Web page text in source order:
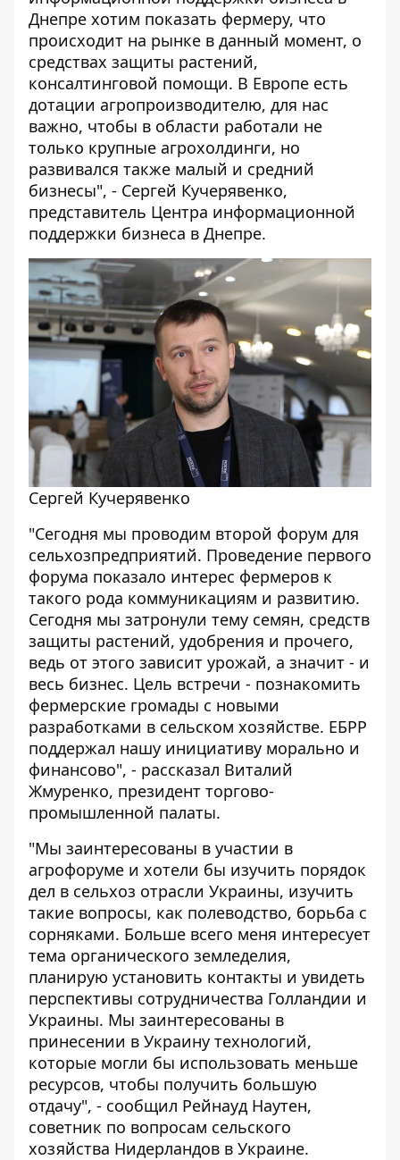
Днепре хотим показать фермеру, что
происходит на рынке в данный момент, о
средствах защиты растений,
консалтинговой помощи. В Европе есть
дотации агропроизводителю, для нас
важно, чтобы в области работали не
только крупные агрохолдинги, но
развивался также малый и средний
бизнесы", - Сергей Кучерявенко,
представитель Центра информационной
поддержки бизнеса в Днепре.
Сергей Кучерявенко
"Сегодня мы проводим второй форум для
сельхозпредприятий. Проведение первого
форума показало интерес фермеров к
такого рода коммуникациям и развитию.
Сегодня мы затронули тему семян, средств
защиты растений, удобрения и прочего,
ведь от этого зависит урожай, а значит - и
весь бизнес. Цель встречи - познакомить
фермерские громады с новыми
разработками в сельском хозяйстве. ЕБРР
поддержал нашу инициативу морально и
финансово", - рассказал Виталий
Жмуренко, президент торгово-
промышленной палаты.
"Мы заинтересованы в участии в
агрофоруме и хотели бы изучить порядок
дел в сельхоз отрасли Украины, изучить
такие вопросы, как полеводство, борьба с
сорняками. Больше всего меня интересует
тема органического земледелия,
планирую установить контакты и увидеть
перспективы сотрудничества Голландии и
Украины. Мы заинтересованы в
принесении в Украину технологий,
которые могли бы использовать меньше
ресурсов, чтобы получить большую
отдачу", - сообщил Рейнауд Наутен,
советник по вопросам сельского
хозяйства Нидерландов в Украине.